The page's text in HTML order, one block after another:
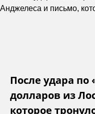
После удара по
долларов из
которое